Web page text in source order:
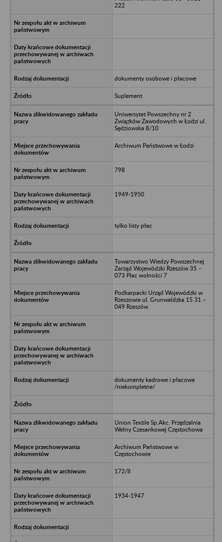
222
dokumenty osobowe i płacowe
Suplement
Uniwersytet Powszechny nr 2
Związków Zawodowych w Łodzi ul.
Sędziowska 8/10
Archiwum Państwowe w Łodzi
798
1949-1950
tylko listy płac
Towarzystwo Wiedzy Powszechnej
Zarząd Wojewódzki Rzeszów 35 –
073 Plac wolności 7
Podkarpacki Urząd Wojewódzki w
Rzeszowie ul. Grunwaldzka 15 31 –
049 Rzeszów
dokumenty kadrowe i płacowe
/niekompletne/
Union Textile Sp.Akc. Przędzalnia
Wełny Czesankowej Częstochowa
Archiwum Państwowe w
Częstochowie
172/II
1934-1947